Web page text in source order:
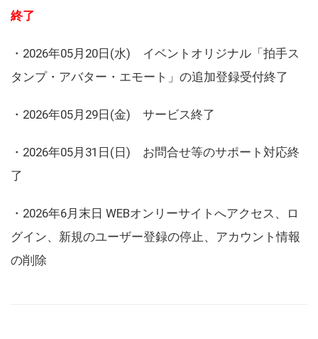
終了
・2026年05月20日(水) イベントオリジナル「拍手ス
タンプ・アバター・エモート」の追加登録受付終了
・2026年05月29日(金) サービス終了
・2026年05月31日(日) お問合せ等のサポート対応終
了
・2026年6月末日 WEBオンリーサイトへアクセス、ロ
グイン、新規のユーザー登録の停止、アカウント情報
の削除